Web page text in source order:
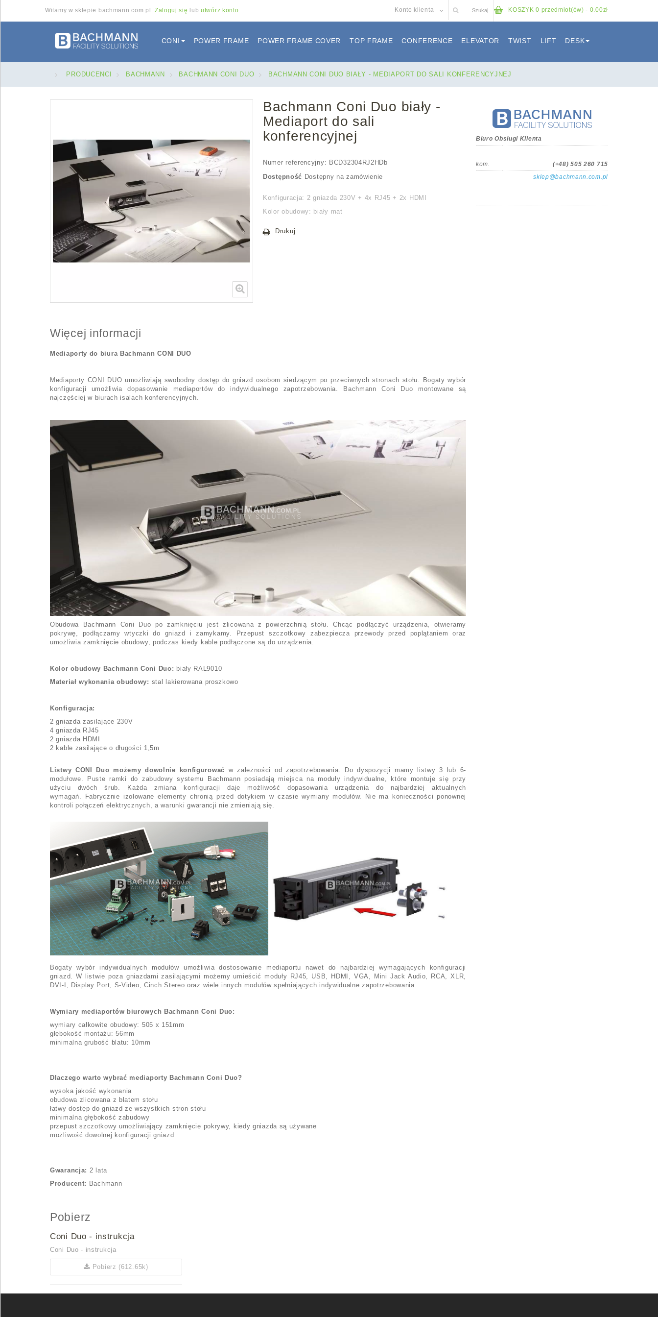
KOSZYK 0 przedmiot(ów) - 0.00zł
Witamy w sklepie bachmann.com.pl. Zaloguj się lubutwórz konto. Konto klienta
CONI POWER FRAME POWER FRAME COVER TOP FRAME CONFERENCE ELEVATOR TWIST LIFT DESK
> PRODUCENCI > BACHMANN > BACHMANN CONI DUO > BACHMANN CONI DUO BIAŁY - MEDIAPORT DO SALI KONFERENCYJNEJ
Bachmann Coni Duo biały -
Mediaport do sali
konferencyjnej
Numer referencyjny: BCD32304RJ2HDb
Dostępność Dostępny na zamówienie
Konfiguracja: 2 gniazda 230V + 4x RJ45 + 2x HDMI
Kolor obudowy: biały mat
Drukuj
Więcej informacji
Mediaporty do biura Bachmann CONI DUO
Mediaporty CONI DUO umożliwiają swobodny dostęp do gniazd osobom siedzącym po przeciwnych stronach stołu. Bogaty wybór
konfiguracji umożliwia dopasowanie mediaportów do indywidualnego zapotrzebowania. Bachmann Coni Duo montowane są
najczęściej w biurach isalach konferencyjnych.
Obudowa Bachmann Coni Duo po zamknięciu jest zlicowana z powierzchnią stołu. Chcąc podłączyć urządzenia, otwieramy
pokrywę, podłączamy wtyczki do gniazd i zamykamy. Przepust szczotkowy zabezpiecza przewody przed poplątaniem oraz
umożliwia zamknięcie obudowy, podczas kiedy kable podłączone są do urządzenia.
Kolor obudowy Bachmann Coni Duo: biały RAL9010
Materiał wykonania obudowy: stal lakierowana proszkowo
Konfiguracja:
2 gniazda zasilające 230V
4 gniazda RJ45
2 gniazda HDMI
2 kable zasilające o długości 1,5m
Listwy CONI Duo możemy dowolnie konfigurować w zależności od zapotrzebowania. Do dyspozycji mamy listwy 3 lub 6-
modułowe. Puste ramki do zabudowy systemu Bachmann posiadają miejsca na moduły indywidualne, które montuje się przy
użyciu dwóch śrub. Każda zmiana konfiguracji daje możliwość dopasowania urządzenia do najbardziej aktualnych
wymagań. Fabrycznie izolowane elementy chronią przed dotykiem w czasie wymiany modułów. Nie ma konieczności ponownej
kontroli połączeń elektrycznych, a warunki gwarancji nie zmieniają się.
Bogaty wybór indywidualnych modułów umożliwia dostosowanie mediaportu nawet do najbardziej wymagających konfiguracji
gniazd. W listwie poza gniazdami zasilającymi możemy umieścić moduły RJ45, USB, HDMI, VGA, Mini Jack Audio, RCA, XLR,
DVI-I, Display Port, S-Video, Cinch Stereo oraz wiele innych modułów spełniających indywidualne zapotrzebowania.
Wymiary mediaportów biurowych Bachmann Coni Duo:
wymiary całkowite obudowy: 505 x 151mm
głębokość montażu: 56mm
minimalna grubość blatu: 10mm
Dlaczego warto wybrać mediaporty Bachmann Coni Duo?
wysoka jakość wykonania
obudowa zlicowana z blatem stołu
łatwy dostęp do gniazd ze wszystkich stron stołu
minimalna głębokość zabudowy
przepust szczotkowy umożliwiający zamknięcie pokrywy, kiedy gniazda są używane
możliwość dowolnej konfiguracji gniazd
Gwarancja: 2 lata
Producent: Bachmann
Pobierz
Coni Duo - instrukcja
Coni Duo - instrukcja
Pobierz (612.65k)
Biuro Obsługi Klienta
kom.
(+48) 505 260 715
sklep@bachmann.com.pl